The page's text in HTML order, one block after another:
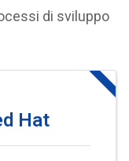
di sviluppo
Hat